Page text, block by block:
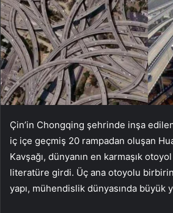
Çin’in Chongqing şehrinde inşa
iç içe geçmiş 20 rampadan oluşan
Kavşağı, dünyanın en karmaşık otoyol
literatüre girdi. Üç ana otoyolu
yapı, mühendislik dünyasında büyük